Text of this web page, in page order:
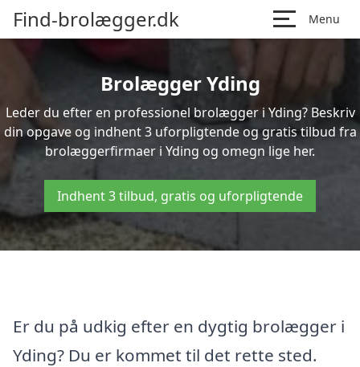
Find-brolægger.dk Menu
Brolægger Yding
Leder du efter en professionel brolægger i Yding? Beskriv
din opgave og indhent 3 uforpligtende og gratis tilbud fra
brolæggerfirmaer i Yding og omegn lige her.
Indhent 3 tilbud, gratis og uforpligtende
Er du på udkig efter en dygtig brolægger i
Yding? Du er kommet til det rette sted.